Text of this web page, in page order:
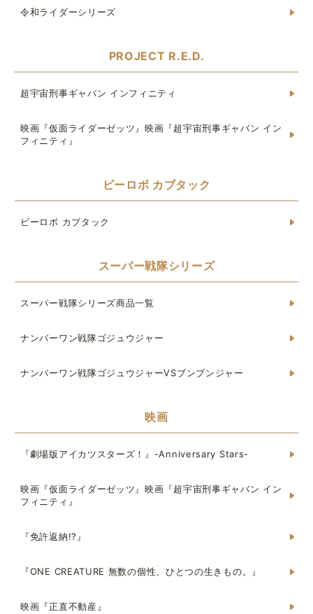
令和ライダーシリーズ
PROJECT R.E.D.
超宇宙刑事ギャバン インフィニティ
映画『仮面ライダーゼッツ』映画『超宇宙刑事ギャバン イン
フィニティ』
ビーロボ カブタック
ビーロボ カブタック
スーパー戦隊シリーズ
スーパー戦隊シリーズ商品一覧
ナンバーワン戦隊ゴジュウジャー
ナンバーワン戦隊ゴジュウジャーVSブンブンジャー
映画
『劇場版アイカツスターズ！』-Anniversary Stars-
映画『仮面ライダーゼッツ』映画『超宇宙刑事ギャバン イン
フィニティ』
『免許返納!?』
『ONE CREATURE 無数の個性、ひとつの生きもの。』
映画『正直不動産』